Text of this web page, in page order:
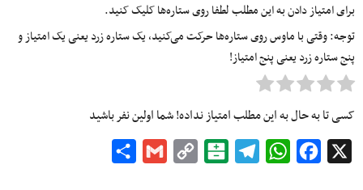
برای امتیاز دادن به این مطلب لطفا روی ستاره‌ها کلیک کنید.
توجه: وقتی با ماوس روی ستاره‌ها حرکت می‌کنید، یک ستاره زرد یعنی یک امتیاز و
پنج ستاره زرد یعنی پنج امتیاز!
کسی تا به حال به این مطلب امتیاز نداده! شما اولین نفر باشید
Facebook
WhatsApp
Telegram
Balatarin
Copy
Gmail